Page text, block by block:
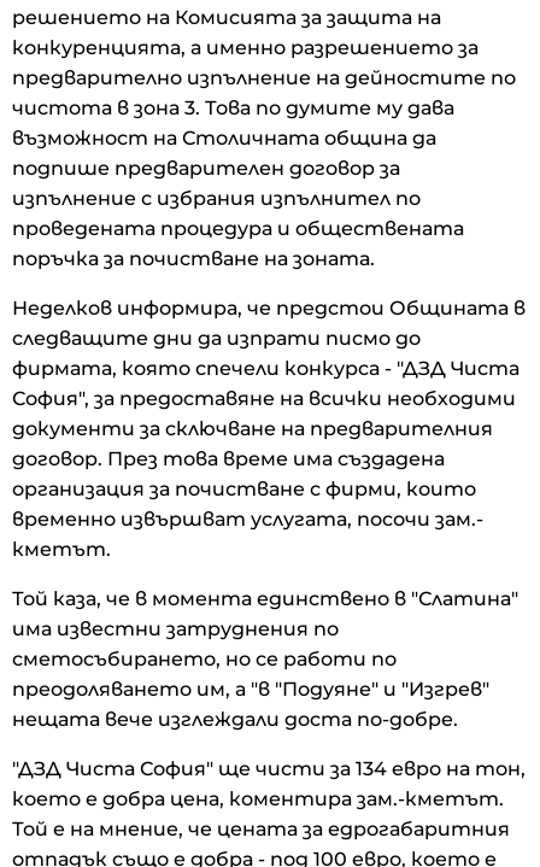
решението на Комисията за защита на
конкуренцията, а именно разрешението за
предварително изпълнение на дейностите по
чистота в зона 3. Това по думите му дава
възможност на Столичната община да
подпише предварителен договор за
изпълнение с избрания изпълнител по
проведената процедура и обществената
поръчка за почистване на зоната.
Неделков информира, че предстои Общината в
следващите дни да изпрати писмо до
фирмата, която спечели конкурса - "ДЗД Чиста
София", за предоставяне на всички необходими
документи за сключване на предварителния
договор. През това време има създадена
организация за почистване с фирми, които
временно извършват услугата, посочи зам.-
кметът.
Той каза, че в момента единствено в "Слатина"
има известни затруднения по
сметосъбирането, но се работи по
преодоляването им, а "в "Подуяне" и "Изгрев"
нещата вече изглеждали доста по-добре.
"ДЗД Чиста София" ще чисти за 134 евро на тон,
което е добра цена, коментира зам.-кметът.
Той е на мнение, че цената за едрогабаритния
отпадък също е добра - под 100 евро, което е